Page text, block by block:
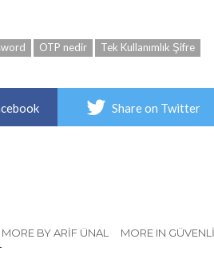
OTP nedir Tek Kullanımlık Şifre
Share on Twitter
MORE BY ARIF ÜNAL MORE IN